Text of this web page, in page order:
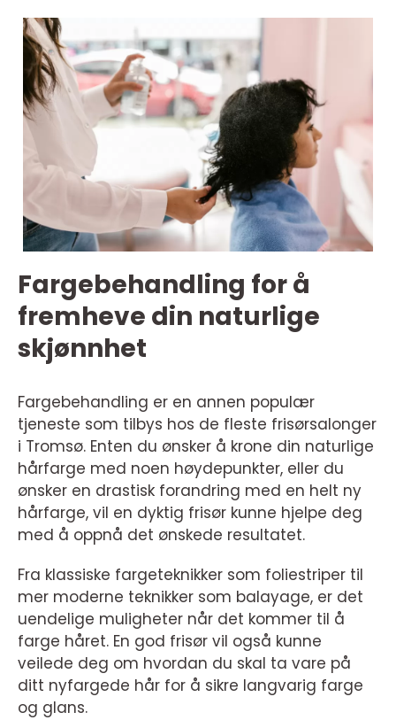
Fargebehandling for å
fremheve din naturlige
skjønnhet
Fargebehandling er en annen populær
tjeneste som tilbys hos de fleste frisørsalonger
i Tromsø. Enten du ønsker å krone din naturlige
hårfarge med noen høydepunkter, eller du
ønsker en drastisk forandring med en helt ny
hårfarge, vil en dyktig frisør kunne hjelpe deg
med å oppnå det ønskede resultatet.
Fra klassiske fargeteknikker som foliestriper til
mer moderne teknikker som balayage, er det
uendelige muligheter når det kommer til å
farge håret. En god frisør vil også kunne
veilede deg om hvordan du skal ta vare på
ditt nyfargede hår for å sikre langvarig farge
og glans.